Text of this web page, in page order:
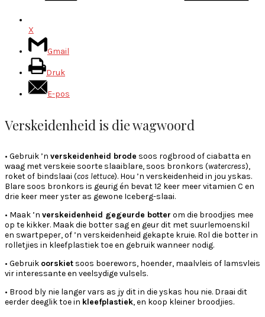
X
Gmail
Druk
E-pos
Verskeidenheid is die wagwoord
• Gebruik ’n verskeidenheid brode soos rogbrood of ciabatta en
waag met verskeie soorte slaaiblare, soos bronkors (watercress),
roket of bindslaai (cos lettuce). Hou ’n verskeidenheid in jou yskas.
Blare soos bronkors is geurig én bevat 12 keer meer vitamien C en
drie keer meer yster as gewone Iceberg-slaai.
• Maak ’n verskeidenheid gegeurde botter om die broodjies mee
op te kikker. Maak die botter sag en geur dit met suurlemoenskil
en swartpeper, of ’n verskeidenheid gekapte kruie. Rol die botter in
rolletjies in kleefplastiek toe en gebruik wanneer nodig.
• Gebruik oorskiet soos boerewors, hoender, maalvleis of lamsvleis
vir interessante en veelsydige vulsels.
• Brood bly nie langer vars as jy dit in die yskas hou nie. Draai dit
eerder deeglik toe in kleefplastiek, en koop kleiner broodjies.